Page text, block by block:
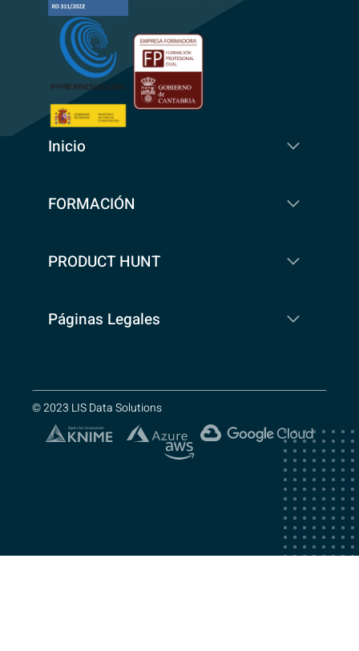
Inicio
FORMACIÓN
PRODUCT HUNT
Páginas Legales
© 2023 LIS Data Solutions